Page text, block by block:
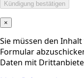
×
Sie müssen den Inhalt
Formular
Daten mit